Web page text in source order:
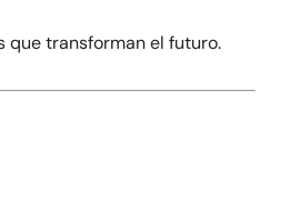
que transforman el futuro.